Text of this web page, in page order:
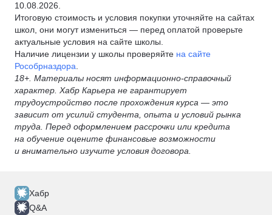
10.08.2026.
Итоговую стоимость и условия покупки уточняйте на сайтах
школ, они могут измениться — перед оплатой проверьте
актуальные условия на сайте школы.
Наличие лицензии у школы проверяйте на сайте
Рособрназдора
18+. Материалы носят информационно-справочный
характер. Хабр Карьера не гарантирует
трудоустройство после прохождения курса — это
зависит от усилий студента, опыта и условий рынка
труда. Перед оформлением рассрочки или кредита
на обучение оцените финансовые возможности
и внимательно изучите условия договора.
Хабр
Q&A